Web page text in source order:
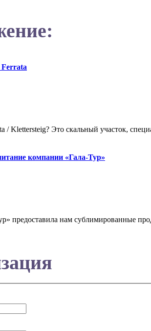
/ Klettersteig? Это скальный участок,
компании «Гала-Тур»
предоставила нам сублимированные